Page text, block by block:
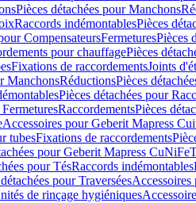
Pièces détachées pour Manchons
Raccords indémontablesPièces
CompensateursFermeturesPièces
pour chauffagePièces
Fixations de raccordementsJoints
ManchonsRéductionsPièces
Pièces détachées pour
RaccordementsPièces
Accessoires pour Geberit Mapress
tubesFixations de raccordements
pour Geberit Mapress CuNiFe
pour TésRaccords indémontables
pour Traversées
de rinçage hygiéniques